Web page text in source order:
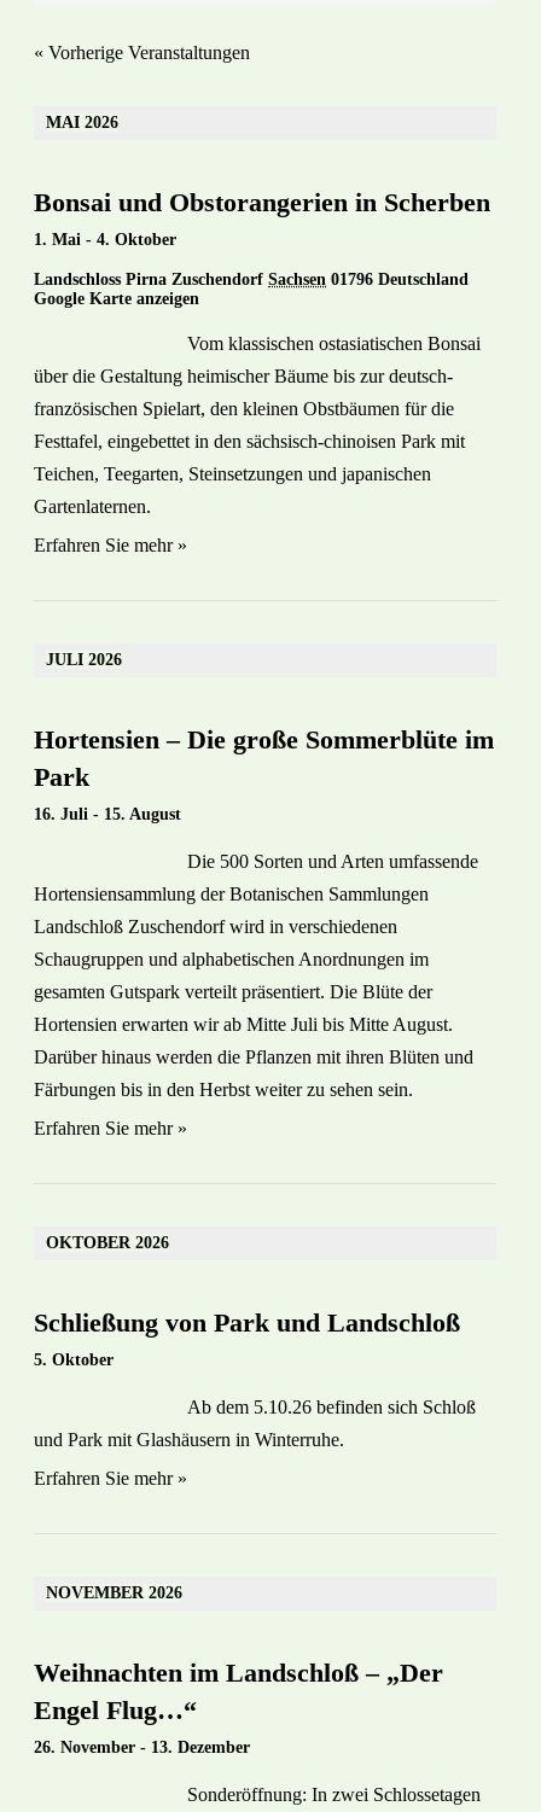
Navigation
« Vorherige Veranstaltungen
MAI 2026
Bonsai und Obstorangerien in Scherben
1. Mai - 4. Oktober
Landschloss Pirna Zuschendorf Sachsen 01796 Deutschland
Google Karte anzeigen
Vom klassischen ostasiatischen Bonsai
über die Gestaltung heimischer Bäume bis zur deutsch-
französischen Spielart, den kleinen Obstbäumen für die
Festtafel, eingebettet in den sächsisch-chinoisen Park mit
Teichen, Teegarten, Steinsetzungen und japanischen
Gartenlaternen.
Erfahren Sie mehr »
JULI 2026
Hortensien – Die große Sommerblüte im
Park
16. Juli - 15. August
Die 500 Sorten und Arten umfassende
Hortensiensammlung der Botanischen Sammlungen
Landschloß Zuschendorf wird in verschiedenen
Schaugruppen und alphabetischen Anordnungen im
gesamten Gutspark verteilt präsentiert. Die Blüte der
Hortensien erwarten wir ab Mitte Juli bis Mitte August.
Darüber hinaus werden die Pflanzen mit ihren Blüten und
Färbungen bis in den Herbst weiter zu sehen sein.
Erfahren Sie mehr »
OKTOBER 2026
Schließung von Park und Landschloß
5. Oktober
Ab dem 5.10.26 befinden sich Schloß
und Park mit Glashäusern in Winterruhe.
Erfahren Sie mehr »
NOVEMBER 2026
Weihnachten im Landschloß – „Der
Engel Flug…“
26. November - 13. Dezember
Sonderöffnung: In zwei Schlossetagen